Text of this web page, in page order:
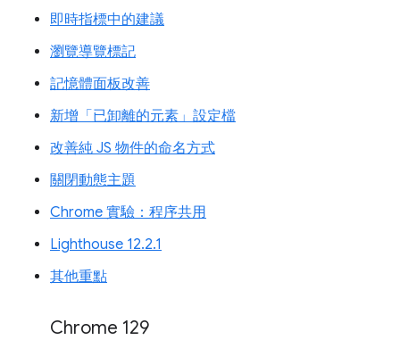
即時指標中的建議
瀏覽導覽標記
記憶體面板改善
新增「已卸離的元素」設定檔
改善純 JS 物件的命名方式
關閉動態主題
Chrome 實驗：程序共用
Lighthouse 12.2.1
其他重點
Chrome 129